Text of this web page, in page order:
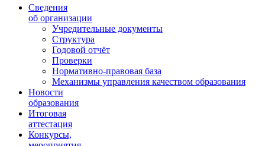
Сведения
об организации
Учредительные документы
Структура
Годовой отчёт
Проверки
Нормативно-правовая база
Механизмы управления качеством образования
Новости
образования
Итоговая
аттестация
Конкурсы,